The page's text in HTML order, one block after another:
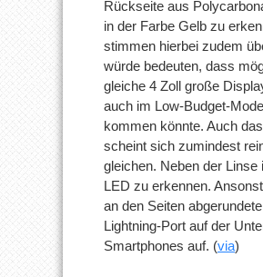
Rückseite aus
in der Farbe Gelb zu
stimmen hierbei zudem
würde bedeuten, dass
gleiche 4 Zoll große
auch im Low-Budget-
kommen könnte. Auch
scheint sich zumindest
gleichen. Neben der Linse
LED zu erkennen.
an den Seiten
Lightning-Port auf der
Smartphones auf. (via)